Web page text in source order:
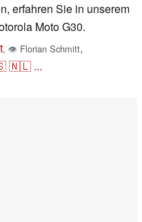
erfahren Sie in unserem
Moto G30.
, 👁 Florian Schmitt,
🇳🇱 ...